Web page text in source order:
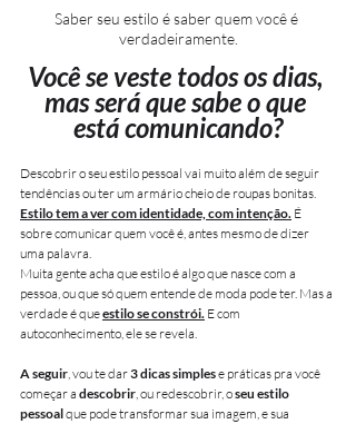
Saber seu estilo é saber quem você é
verdadeiramente.
Você se veste todos os dias,
mas será que sabe o que
está comunicando?
Descobrir o seu estilo pessoal vai muito além de seguir
tendências ou ter um armário cheio de roupas bonitas.
Estilo tem a ver com identidade, com intenção. É
sobre comunicar quem você é, antes mesmo de dizer
uma palavra.
Muita gente acha que estilo é algo que nasce com a
pessoa, ou que só quem entende de moda pode ter. Mas a
verdade é que estilo se constrói. E com
autoconhecimento, ele se revela.
A seguir, vou te dar 3 dicas simples e práticas pra você
começar a descobrir, ou redescobrir, o seu estilo
pessoal que pode transformar sua imagem, e sua